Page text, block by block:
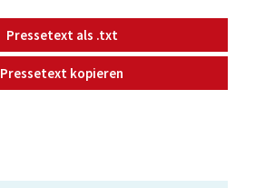
Pressetext als .txt
Pressetext kopieren